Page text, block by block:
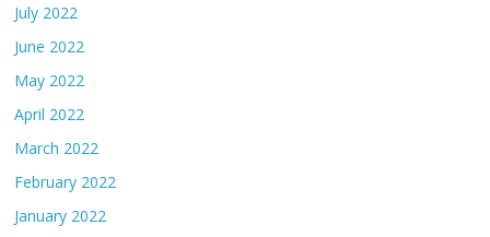
July 2022
June 2022
May 2022
April 2022
March 2022
February 2022
January 2022